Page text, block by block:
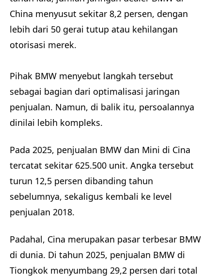
China menyusut sekitar 8,2 persen, dengan
lebih dari 50 gerai tutup atau kehilangan
otorisasi merek.
Pihak BMW menyebut langkah tersebut
sebagai bagian dari optimalisasi jaringan
penjualan. Namun, di balik itu, persoalannya
dinilai lebih kompleks.
Pada 2025, penjualan BMW dan Mini di Cina
tercatat sekitar 625.500 unit. Angka tersebut
turun 12,5 persen dibanding tahun
sebelumnya, sekaligus kembali ke level
penjualan 2018.
Padahal, Cina merupakan pasar terbesar BMW
di dunia. Di tahun 2025, penjualan BMW di
Tiongkok menyumbang 29,2 persen dari total